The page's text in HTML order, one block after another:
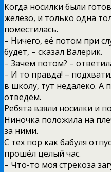
Когда носилки были
железо, и только одна
поместилась.
– Ничего, её потом при
будет, – сказал Валерик.
– Зачем потом? –
– И то правда! –
в школу, тут недалеко. А
отведём.
Ребята взяли носилки и
Ниночка положила на
за ними.
С тех пор как бабуля
прошёл целый час.
– Что-то моя стрекоза